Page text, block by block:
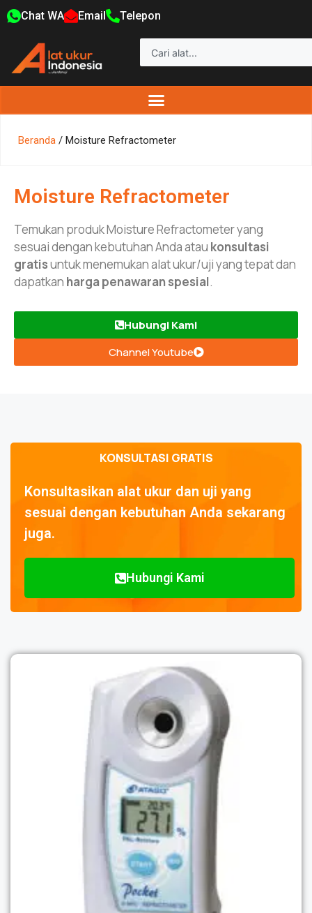
Chat WA Email Telepon
Beranda / Moisture Refractometer
Moisture Refractometer
Temukan produk Moisture Refractometer yang
sesuai dengan kebutuhan Anda atau konsultasi
gratisuntuk menemukan alat ukur/uji yang tepat dan
dapatkan harga penawaran spesial.
Hubungi Kami
Channel Youtube
KONSULTASI GRATIS
Konsultasikan alat ukur dan uji yang
sesuai dengan kebutuhan Anda sekarang
juga.
Hubungi Kami